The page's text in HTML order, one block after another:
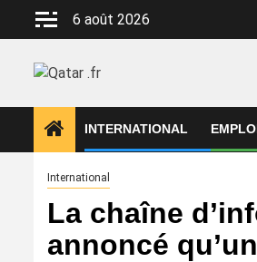
6 août 2026
INTERNATIONAL
International
La chaîne
annoncé